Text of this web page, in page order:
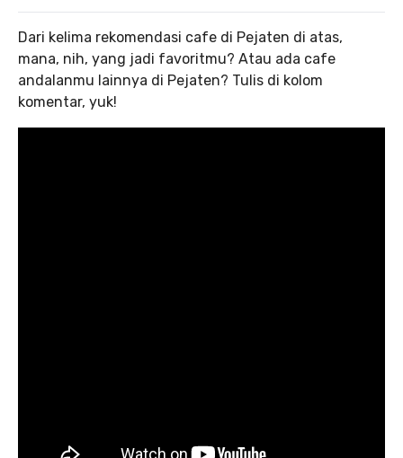
Dari kelima rekomendasi cafe di Pejaten di atas,
mana, nih, yang jadi favoritmu? Atau ada cafe
andalanmu lainnya di Pejaten? Tulis di kolom
komentar, yuk!